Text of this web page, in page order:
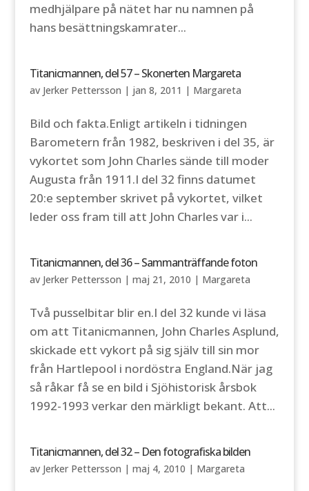
medhjälpare på nätet har nu namnen på
hans besättningskamrater...
Titanicmannen, del 57 – Skonerten Margareta
av Jerker Pettersson | jan 8, 2011 | Margareta
Bild och fakta.Enligt artikeln i tidningen
Barometern från 1982, beskriven i del 35, är
vykortet som John Charles sände till moder
Augusta från 1911.I del 32 finns datumet
20:e september skrivet på vykortet, vilket
leder oss fram till att John Charles var i...
Titanicmannen, del 36 – Sammanträffande foton
av Jerker Pettersson | maj 21, 2010 | Margareta
Två pusselbitar blir en.I del 32 kunde vi läsa
om att Titanicmannen, John Charles Asplund,
skickade ett vykort på sig själv till sin mor
från Hartlepool i nordöstra England.När jag
så råkar få se en bild i Sjöhistorisk årsbok
1992-1993 verkar den märkligt bekant. Att...
Titanicmannen, del 32 – Den fotografiska bilden
av Jerker Pettersson | maj 4, 2010 | Margareta